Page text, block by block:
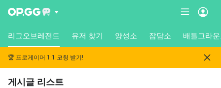
리그오브레전드 유저 찾기 양성소 잡담소 배틀그라
🏆 프로게이머 1:1 코칭 받기!
게시글 리스트